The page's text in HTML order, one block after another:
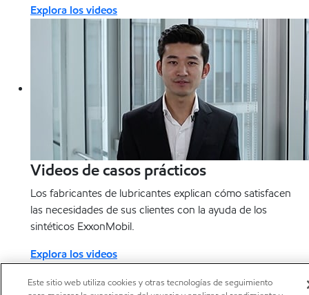
Explora los videos
Videos de casos prácticos
Los fabricantes de lubricantes explican cómo satisfacen
las necesidades de sus clientes con la ayuda de los
sintéticos ExxonMobil.
Explora los videos
Encuentre las respuestas que necesita en nuestra biblioteca
Este sitio web utiliza cookies y otras tecnologías de seguimiento